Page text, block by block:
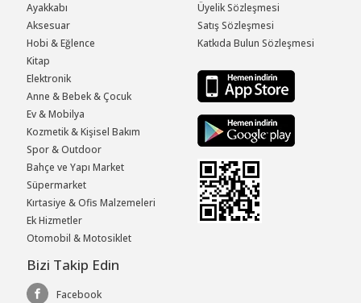
Ayakkabı
Aksesuar
Hobi & Eğlence
Kitap
Elektronik
Anne & Bebek & Çocuk
Ev & Mobilya
Kozmetik & Kişisel Bakım
Spor & Outdoor
Bahçe ve Yapı Market
Süpermarket
Kırtasiye & Ofis Malzemeleri
Ek Hizmetler
Otomobil & Motosiklet
Üyelik Sözleşmesi
Satış Sözleşmesi
Katkıda Bulun Sözleşmesi
Bizi Takip Edin
Facebook